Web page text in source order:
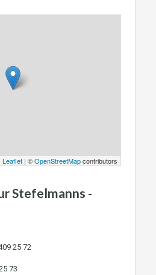
Leaflet | ©OpenStreetMapcontributors
Stefelmanns -
25 72
73